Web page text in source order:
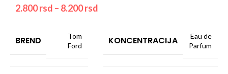
2.800rsd – 8.200rsd
BREND
Tom
Ford
KONCENTRACIJA
Eau de
Parfum